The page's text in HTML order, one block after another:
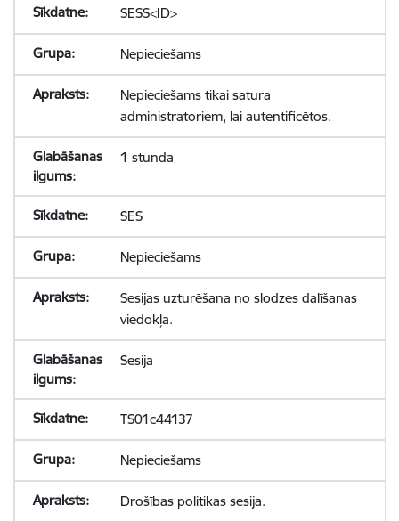
SESS<ID>
Nepieciešams
Nepieciešams tikai satura
administratoriem, lai autentificētos.
1 stunda
SES
Nepieciešams
Sesijas uzturēšana no slodzes dalīšanas
viedokļa.
Sesija
TS01c44137
Nepieciešams
Drošības politikas sesija.